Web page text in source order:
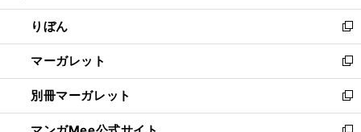
開
く
ウ
で
開
く
ン
ド
ウ
で
開
く
ウ
ィ
ン
ド
ウ
で
開
りぼん
新
し
い
ウ
ィ
ン
マーガレット
新
し
い
ウ
別冊マーガレット
新
し